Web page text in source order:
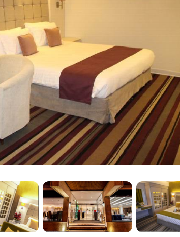
потребности своих гостей. Каждый номер,
удобствами, обещает отдых,
и изысканные
в себя несколько ресторанов и кафе, в
и международной кухонь. В этой
блюдами, которые удовлетворят
деловых
Howeyzeh предлагает полностью
Эти помещения, оснащенные
персоналом, прекрасно
фитнес-услуги
в отеле есть фитнес-центр для тех, кто